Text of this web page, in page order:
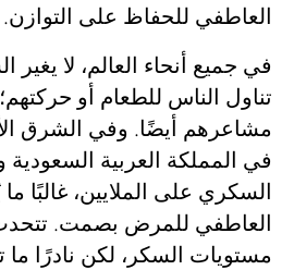
العاطفي للحفاظ على التوازن.
في جميع أنحاء العالم، لا
تناول الناس للطعام أو
مشاعرهم أيضًا. وفي الشرق
في المملكة العربية السعودية
السكري على الملايين، غالبًا
العاطفي للمرض بصمت.
مستويات السكر، لكن نادرًا